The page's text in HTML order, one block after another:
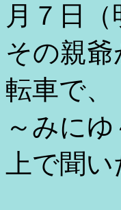
月７日（
その親
転車で
～みに
上で聞